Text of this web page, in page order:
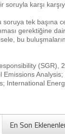
soruyla karşı
soruya tek başına
gerektiğine
bu
(SGR),
Emissions
International
En Son